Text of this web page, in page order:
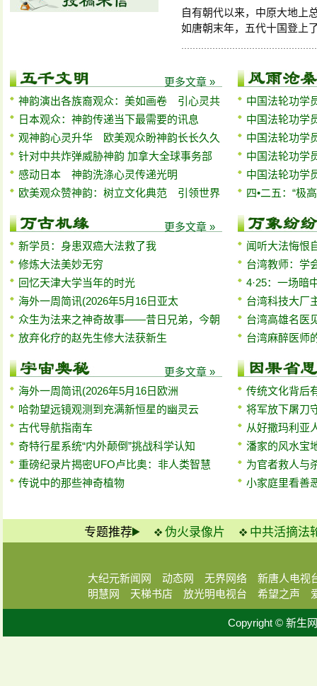
自有朝代以来，中原大地上
如唐朝末年，五代十国登上
更多文章 »
神韵演出各族裔观众：美如画卷 引心灵共
日本观众：神韵传递当下最需要的讯息
观神韵心灵升华 欧美观众盼神韵长长久久
针对中共炸弹威胁神韵 加拿大全球事务部
感动日本 神韵洗涤心灵传递光明
欧美观众赞神韵：树立文化典范 引领世界
更多文章 »
新学员：身患双癌大法救了我
修炼大法美妙无穷
回忆天津大学当年的时光
海外一周简讯(2026年5月16日亚太
众生为法来之神奇故事——昔日兄弟，今朝
放弃化疗的赵先生修大法获新生
更多文章 »
海外一周简讯(2026年5月16日欧洲
哈勃望远镜观测到充满新恒星的幽灵云
古代导航指南车
奇特行星系统“内外颠倒”挑战科学认知
重磅纪录片揭密UFO卢比奥：非人类智慧
传说中的那些神奇植物
中国法轮功学
中国法轮功学
中国法轮功学
中国法轮功学
中国法轮功学
四•二五：“极
闻听大法悔恨
台湾教师：学
4·25：一场暗
台湾科技大厂
台湾高雄名医
台湾麻醉医师
传统文化背后
将军放下屠刀
从好撒玛利亚
潘家的风水宝
为官者救人与
小家庭里看善
专题推荐 伪火录像片 中共活摘法
大纪元新闻网 动态网 无界网络
新唐人电视
明慧网
天梯书店 放光明电视台 希望之声
Copyright © 新生